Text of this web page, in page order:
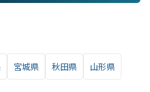
宮城県 秋田県 山形県